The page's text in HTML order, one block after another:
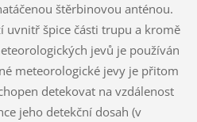
štěrbinovou anténou.
uvnitř špice části trupu a kromě
jevů je používán
meteorologické jevy je přitom
detekovat na vzdálenost
jeho detekční dosah (v